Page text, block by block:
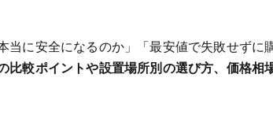
当に安全になるのか」「最安値で失敗せず
比較ポイントや設置場所別の選び方、価格